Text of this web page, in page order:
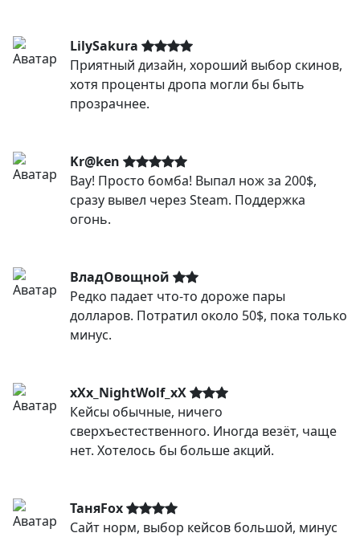
LilySakura
Приятный дизайн, хороший выбор скинов,
хотя проценты дропа могли бы быть
прозрачнее.
Kr@ken
Вау! Просто бомба! Выпал нож за 200$,
сразу вывел через Steam. Поддержка
огонь.
ВладОвощной
Редко падает что-то дороже пары
долларов. Потратил около 50$, пока только
минус.
xXx_NightWolf_xX
Кейсы обычные, ничего
сверхъестественного. Иногда везёт, чаще
нет. Хотелось бы больше акций.
ТаняFox
Сайт норм, выбор кейсов большой, минус